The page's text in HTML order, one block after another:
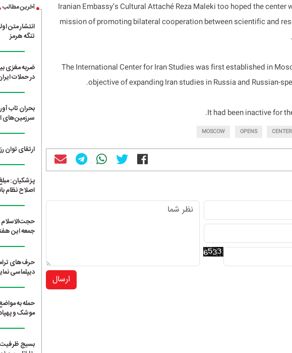
Iranian Embassy’s Cultural Attaché Reza Maleki too hoped the center
mission of promoting bilateral cooperation between scientific and
The International Center for Iran Studies was first established in
objective of expanding Iran studies in Russia and Russian-
It had been inactive for
CENTER
OPENS
MOSCOW
ارسال
آخرین مطالب
انتشار متن
تنگه هرمز
در حملات
بحران تاب
سرزمین‌های
ارتقای توان
پزشکیان:
اصلاح نظام
جمعه این
حرف‌های
دیپلماسی
حمله به
موشک و
بسیج